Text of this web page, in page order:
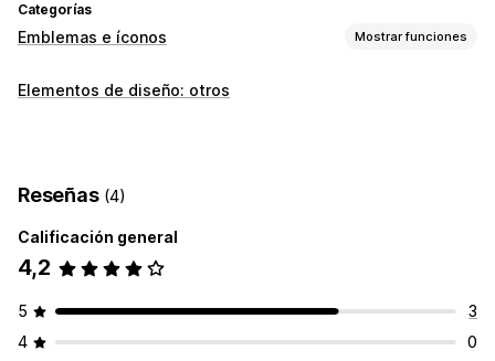
Categorías
Emblemas e íconos Mostrar funciones
Tipos de íconos
Animaciones
Fondos
Texto personalizado
Subida de archivos
Posición del ícono
Elementos de diseño: otros
Reseñas (4)
Calificación general
4,2
5
3
4
0